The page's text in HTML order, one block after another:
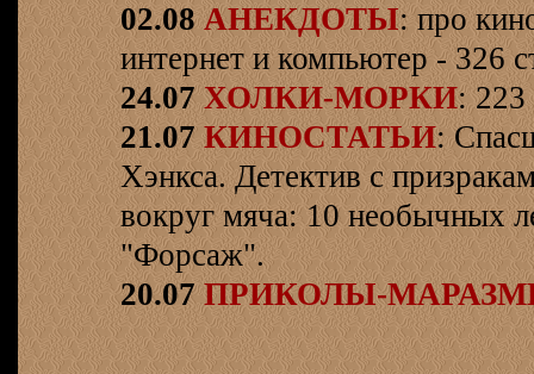
02.08 АНЕКДОТЫ: про
интернет и компьютер - 326
24.07 ХОЛКИ-МОРКИ: 223
21.07 КИНОСТАТЬИ:
Хэнкса. Детектив с
вокруг мяча: 10 необычных
"Форсаж".
20.07 ПРИКОЛЫ-